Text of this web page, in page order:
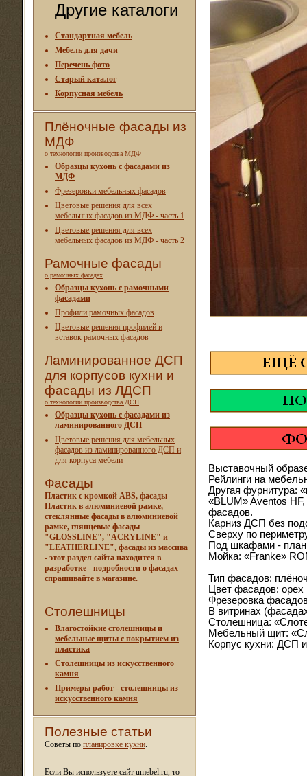
Другие каталоги
Стандартная мебель
Мебель для дачи
Перечень фото
Старый каталог
Корпусная мебель
Плёночные фасады из
МДФ
о технологии производства МДФ
Образцы кухонь с фасадами из
МДФ
Фрезеровки мебельных фасадов
Цветовые решения для всех
мебельных фасадов из МДФ - часть 1
Цветовые решения для всех
мебельных фасадов из МДФ - часть 2
Рамочные фасады
о рамочных фасадах
Образцы кухонь с рамочными
фасадами
Профили рамочных фасадов
Цветовые решения профилей и
вставок рамочных фасадов
Ламинированное ДСП
для корпусов кухни и
фасады из ЛДСП
о технологии производства ДСП
Образцы кухонь с фасадами из
ламинированного ДСП
Цветовые решения для мебельных
фасадов из ламинированного ДСП и
для корпуса мебели
Фасады
Пластик с кромкой ABS, фасады
Пластик в алюминиевой рамке,
стеклянные фасады в алюминиевой
рамке, глянцевые фасады
"GLOSSLINE", "ACRYLINE" и
"LEATHERLINE", фасады из массива
- этот раздел сайта находится в
разработке - подробности о фасадах
спрашивайте в магазине.
Столешницы
Влагостойкие столешницы и
мебельные щиты c покрытием из
пластика
Столешницы из искусственного
камня
Примеры работ - столешницы из
искусственного камня
Полезные статьи
Советы по планировке кухни.
Если Вы используете сайт umebel.ru, то
Выставочный
Рейлинги на
Другая фурнитура:
«BLUM» Aventos
фасадов.
Карниз ДСП без
Сверху по
Под шкафами -
Мойка: «Franke»
Тип фасадов:
Цвет фасадов: орех
Фрезеровка
В витринах
Столешница:
Мебельный щит:
Корпус кухни: ДСП